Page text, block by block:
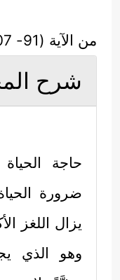
من الآية (91- 107)
شرح
حاجة
ضرورة
يزال اللغز
وهو الذي